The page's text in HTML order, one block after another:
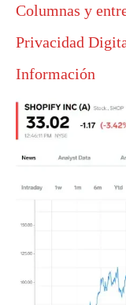
Columnas y
Privacidad
Información